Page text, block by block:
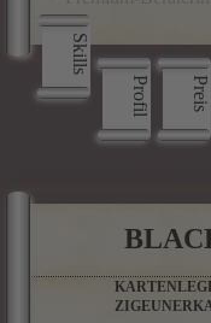
Skills
Profil
Preis